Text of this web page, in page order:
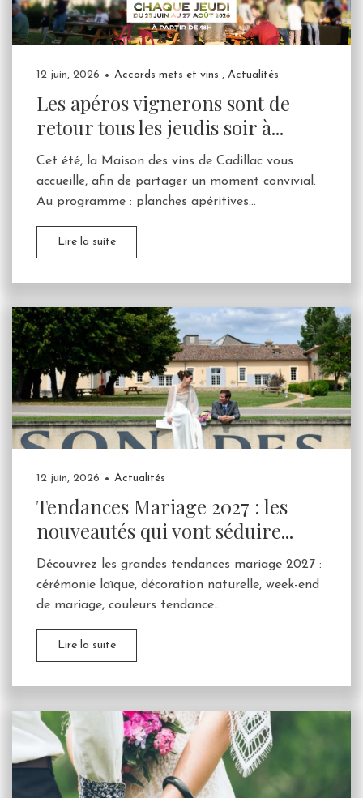
12 juin, 2026 Accords mets et vins , Actualités
Les apéros vignerons sont de
retour tous les jeudis soir à...
Cet été, la Maison des vins de Cadillac vous
accueille, afin de partager un moment convivial.
Au programme : planches apéritives...
Lire la suite
12 juin, 2026 Actualités
Tendances Mariage 2027 : les
nouveautés qui vont séduire...
Découvrez les grandes tendances mariage 2027 :
cérémonie laïque, décoration naturelle, week-end
de mariage, couleurs tendance...
Lire la suite